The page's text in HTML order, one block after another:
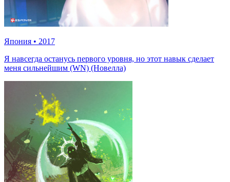
Япония • 2017
Я навсегда останусь первого уровня, но этот навык сделает
меня сильнейшим (WN) (Новелла)